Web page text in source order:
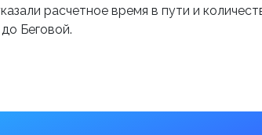
расчетное время в пути и
Беговой.